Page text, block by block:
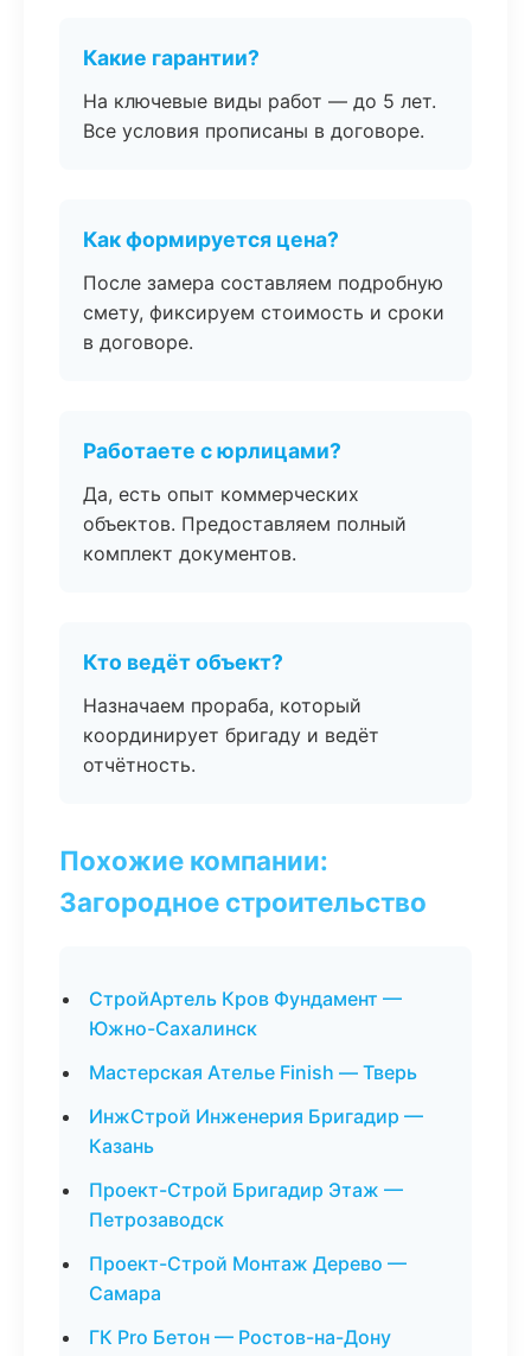
Какие гарантии?
На ключевые виды работ — до 5 лет.
Все условия прописаны в договоре.
Как формируется цена?
После замера составляем подробную
смету, фиксируем стоимость и сроки
в договоре.
Работаете с юрлицами?
Да, есть опыт коммерческих
объектов. Предоставляем полный
комплект документов.
Кто ведёт объект?
Назначаем прораба, который
координирует бригаду и ведёт
отчётность.
Похожие компании:
Загородное строительство
СтройАртель Кров Фундамент —
Южно-Сахалинск
Мастерская Ателье Finish — Тверь
ИнжСтрой Инженерия Бригадир —
Казань
Проект-Строй Бригадир Этаж —
Петрозаводск
Проект-Строй Монтаж Дерево —
Самара
ГК Pro Бетон — Ростов-на-Дону